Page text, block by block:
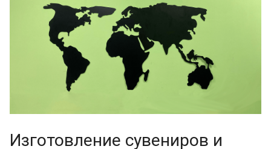
Изготовление сувениров и